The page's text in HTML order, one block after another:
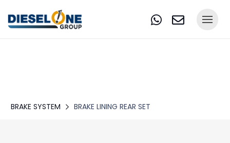
BRAKE SYSTEM BRAKE LINING REAR SET